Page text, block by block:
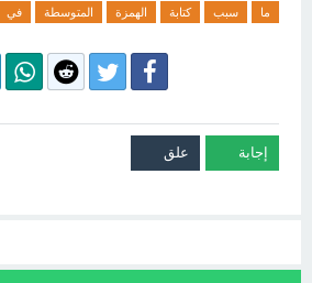
ما سبب كتابة الهمزة المتوسطة في